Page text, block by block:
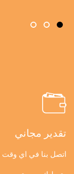
تقدير مجاني